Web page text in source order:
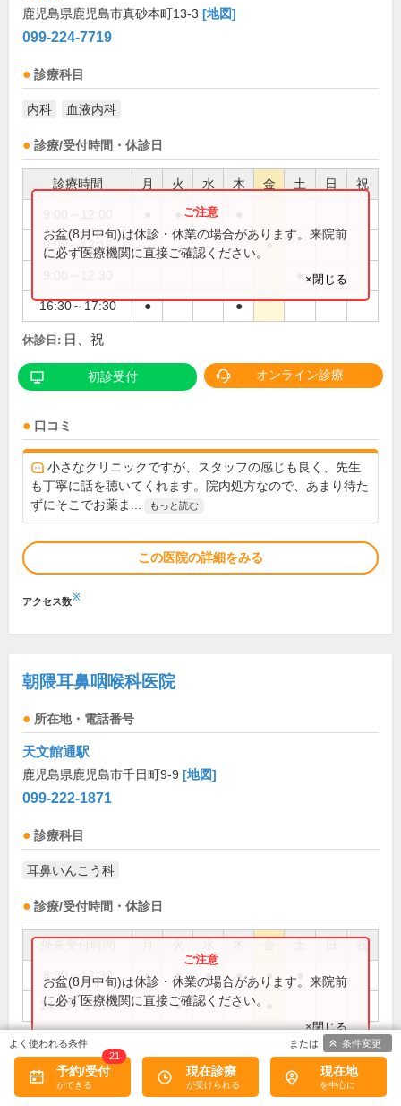
鹿児島県鹿児島市真砂本町13-3 [地図]
099-224-7719
診療科目
内科 血液内科
診療/受付時間・休診日
診療時間 月 火 水 木 金 土 日 祝
●
9:00～12:15 ●
16:30～17:30 ● ●
お盆(8月中旬)は休診・休業の場合があります。来院前
に必ず医療機関に直接ご確認ください。
×閉じる
休診日: 日、祝
初診受付 オンライン診療
口コミ
小さなクリニックですが、スタッフの感じも良く、先生
も丁寧に話を聴いてくれます。院内処方なので、あまり待た
ずにそこでお薬ま...
もっと読む
この医院の詳細をみる
アクセス数※
朝隈耳鼻咽喉科医院
所在地・電話番号
天文館通駅
鹿児島県鹿児島市千日町9-9 [地図]
099-222-1871
診療科目
耳鼻いんこう科
診療/受付時間・休診日
祝
8:30～12:30 ● ● ● ● ●
14:30～17:30 ● ● ●
お盆(8月中旬)は休診・休業の場合があります。来院前
に必ず医療機関に直接ご確認ください。
×閉じる
休診日: 日、祝
予約/受付
21
現在診療 現在地
条件変更